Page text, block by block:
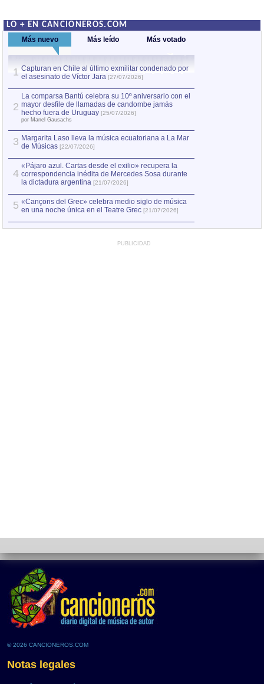
LO + EN CANCIONEROS.COM
Más nuevo Más leído Más votado
1 Capturan en Chile al último exmilitar condenado por
el asesinato de Víctor Jara [27/07/2026]
2
La comparsa Bantú celebra su 10º aniversario con el
mayor desfile de llamadas de candombe jamás
hecho fuera de Uruguay [25/07/2026]
por Manel Gausachs
3 Margarita Laso lleva la música ecuatoriana a La Mar
de Músicas [22/07/2026]
4
«Pájaro azul. Cartas desde el exilio» recupera la
correspondencia inédita de Mercedes Sosa durante
la dictadura argentina [21/07/2026]
5 «Cançons del Grec» celebra medio siglo de música
en una noche única en el Teatre Grec [21/07/2026]
PUBLICIDAD
© 2026 CANCIONEROS.COM
Notas legales